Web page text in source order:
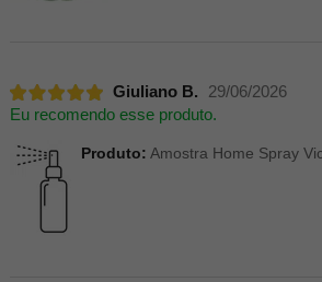
Giuliano B.
29/06/2026
Eu recomendo esse produto.
Produto: Amostra Home Spray